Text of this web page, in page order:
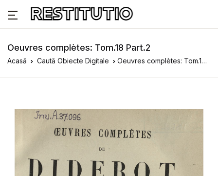
Oeuvres complètes: Tom.18 Part.2
Acasă Caută Obiecte Digitale Oeuvres complètes: Tom.18 Part.2